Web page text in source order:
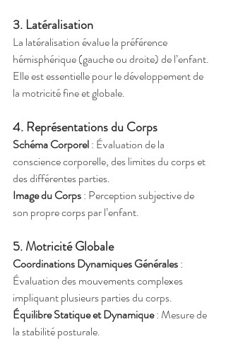
3. Latéralisation
La latéralisation évalue la préférence
hémisphérique (gauche ou droite) de l’enfant.
Elle est essentielle pour le développement de
la motricité fine et globale.
4. Représentations du Corps
Schéma Corporel : Évaluation de la
conscience corporelle, des limites du corps et
des différentes parties.
Image du Corps : Perception subjective de
son propre corps par l’enfant.
5. Motricité Globale
Coordinations Dynamiques Générales :
Évaluation des mouvements complexes
impliquant plusieurs parties du corps.
Équilibre Statique et Dynamique : Mesure de
la stabilité posturale.